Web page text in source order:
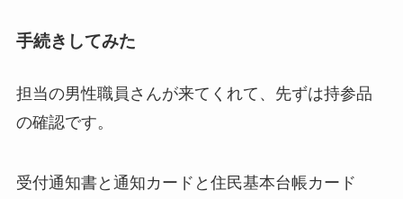
手続きしてみた
担当の男性職員さんが来てくれて、先ずは持参品
の確認です。
受付通知書と通知カードと住民基本台帳カード